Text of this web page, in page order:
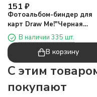
151 ₽
Фотоальбом-биндер для
карт Draw Me!"Черная
бабочка",20
страниц(19,5*23,5см)
В наличии 335 шт.
В корзину
C этим
покупают